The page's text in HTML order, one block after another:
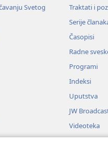
Svetog
Traktati i
Serije
Časopisi
Radne
Programi
Indeksi
Uputstva
JW
Videoteka
Muzika